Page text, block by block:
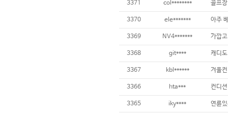
3371 col******** 골프
3370 ele*******
3369 NV4*******
3368 git****
3367 kbl******
3366 hta***
3365 iky****